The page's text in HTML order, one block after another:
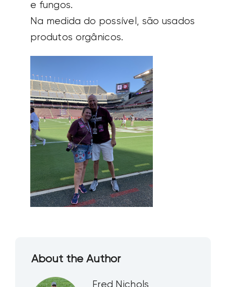
e fungos.
Na medida do possível, são usados
produtos orgânicos.
About the Author
Fred Nichols